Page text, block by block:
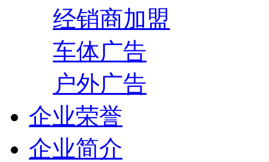
经销商加盟
车体广告
户外广告
企业荣誉
企业简介